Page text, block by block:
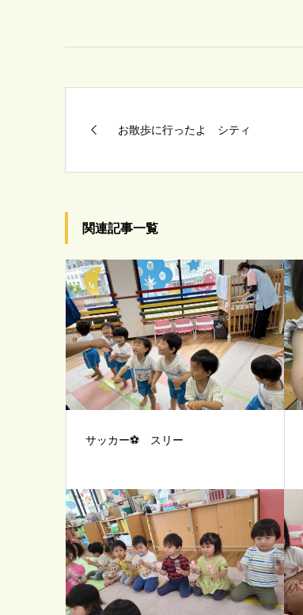
お散歩に行ったよ シティ
関連記事一覧
サッカー⚽️ スリー